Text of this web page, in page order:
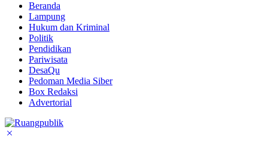
Beranda
Lampung
Hukum dan Kriminal
Politik
Pendidikan
Pariwisata
DesaQu
Pedoman Media Siber
Box Redaksi
Advertorial